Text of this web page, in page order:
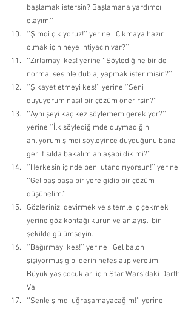
başlamak istersin? Başlamana yardımcı
olayım.’’
‘’Şimdi çıkıyoruz!’’ yerine ‘’Çıkmaya hazır
olmak için neye ihtiyacın var?’’
‘’Zırlamayı kes! yerine ‘’Söylediğine bir de
normal sesinle dublaj yapmak ister misin?’’
‘’Şikayet etmeyi kes!’’ yerine ‘’Seni
duyuyorum nasıl bir çözüm önerirsin?’’
‘’Aynı şeyi kaç kez söylemem gerekiyor?’’
yerine ‘’İlk söylediğimde duymadığını
anlıyorum şimdi söyleyince duyduğunu bana
geri fısılda bakalım anlaşabildik mi?’’
‘’Herkesin içinde beni utandırıyorsun!’’ yerine
‘’Gel baş başa bir yere gidip bir çözüm
düşünelim.’’
Gözlerinizi devirmek ve sitemle iç çekmek
yerine göz kontağı kurun ve anlayışlı bir
şekilde gülümseyin.
‘’Bağırmayı kes!’’ yerine ‘’Gel balon
şişiyormuş gibi derin nefes alıp verelim.
Büyük yaş çocukları için Star Wars'daki Darth
Va
‘’Senle şimdi uğraşamayacağım!’’ yerine